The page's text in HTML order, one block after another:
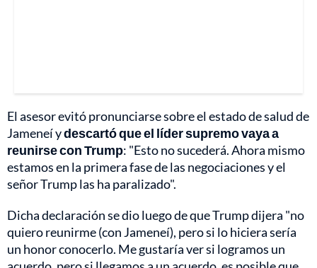
El asesor evitó pronunciarse sobre el estado de salud de
Jameneí ydescartó que el líder supremo vaya a
reunirse con Trump: "Esto no sucederá. Ahora mismo
estamos en la primera fase de las negociaciones y el
señor Trump las ha paralizado".
Dicha declaración se dio luego de que Trump dijera "no
quiero reunirme (con Jameneí), pero si lo hiciera sería
un honor conocerlo. Me gustaría ver si logramos un